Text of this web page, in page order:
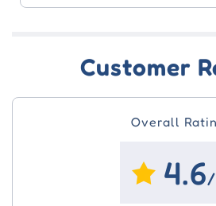
Customer
Overall
4.6/